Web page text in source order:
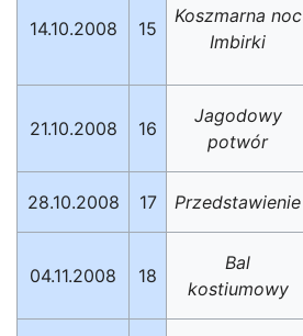
14.10.2008 15
Koszmarna noc
Imbirki
21.10.2008 16
Jagodowy
potwór
28.10.2008 17 Przedstawienie
04.11.2008 18
Bal
kostiumowy